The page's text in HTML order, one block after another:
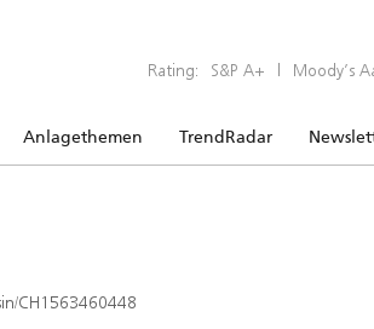
Rating: S&P A+ | Moody’s
Anlagethemen TrendRadar
CH1563460448